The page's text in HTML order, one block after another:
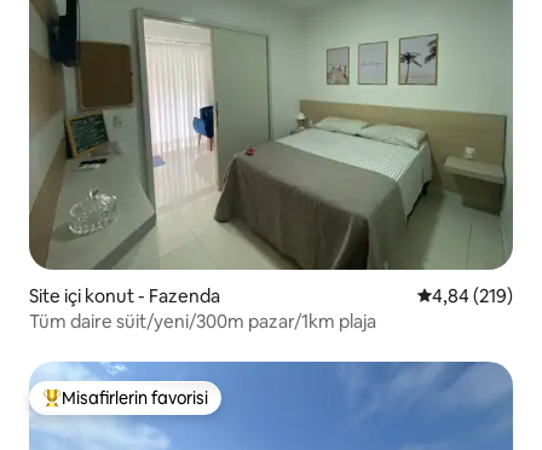
Site içi konut - Fazenda 5 üzerinden
4,84 (219)
Tüm daire süit/yeni/300m pazar/1km plaja
Misafirlerin favorilerinden en beğenilenler arasında
Misafirlerin favorisi